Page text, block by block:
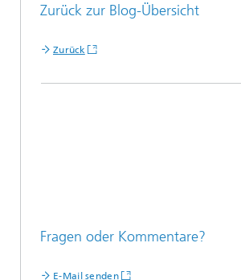
Zurück zur Blog-Übersicht
Zurück
Fragen oder Kommentare?
E-Mail senden